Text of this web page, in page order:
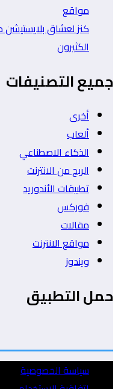
مواقع
كنز لعشاق
الكثيرون
جميع التصنيفات
أخرى
ألعاب
الذكاء الاصطناعي
الربح من الانترنت
تطبيقات الأندوريد
فوركس
مقالات
مواقع الانترنت
ويندوز
حمل التطبيق
سياسة الخصوصية